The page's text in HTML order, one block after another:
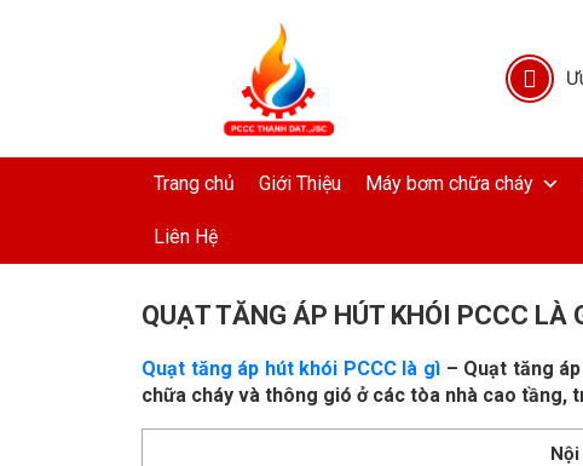
Trang chủ Giới Thiệu Máy bơm chữa cháy
Liên Hệ
QUẠT TĂNG ÁP HÚT KHÓI PCCC LÀ
Quạt tăng áp hút khói PCCC là gì– Quạt tăng
chữa cháy và thông gió ở các tòa nhà cao tầng,